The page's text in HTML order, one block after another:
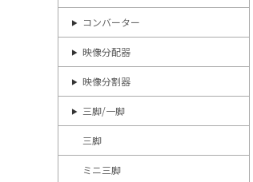
コンバーター
映像分配器
映像分割器
三脚/一脚
三脚
ミニ三脚